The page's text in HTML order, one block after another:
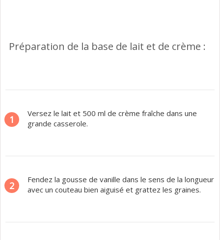
Préparation de la base de lait et de crème :
1
Versez le lait et 500 ml de crème fraîche dans une
grande casserole.
2
Fendez la gousse de vanille dans le sens de la longueur
avec un couteau bien aiguisé et grattez les graines.